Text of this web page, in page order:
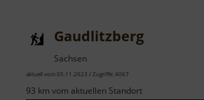
Gaudlitzberg
Sachsen
aktuell vom 05.11.2023 / Zugriffe: 4067
93 km vom aktuellen Standort